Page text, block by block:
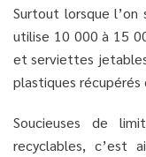
Surtout lorsque l’on
utilise 10 000 à 15
et serviettes
plastiques récupérés
Soucieuses de
recyclables, c’est